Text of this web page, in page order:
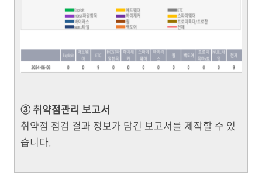
③ 취약점관리 보고서
취약점 점검 결과 정보가 담긴 보고서를 제작할 수 있
습니다.